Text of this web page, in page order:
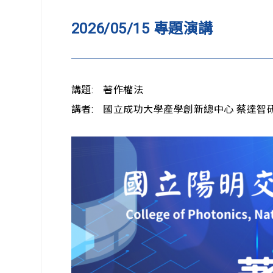
2026/05/15 專題演講
講題: 著作權法
講者: 國立成功大學產學創新總中心 蔡達智